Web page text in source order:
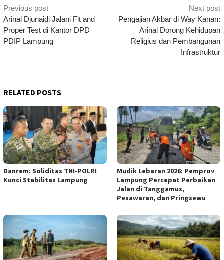
Post
navigation
Previous post
Arinal Djunaidi Jalani Fit and
Proper Test di Kantor DPD
PDIP Lampung
Next post
Pengajian Akbar di Way Kanan:
Arinal Dorong Kehidupan
Religius dan Pembangunan
Infrastruktur
RELATED POSTS
Danrem: Soliditas TNI-POLRI
Kunci Stabilitas Lampung
Mudik Lebaran 2026: Pemprov
Lampung Percepat Perbaikan
Jalan di Tanggamus,
Pesawaran, dan Pringsewu